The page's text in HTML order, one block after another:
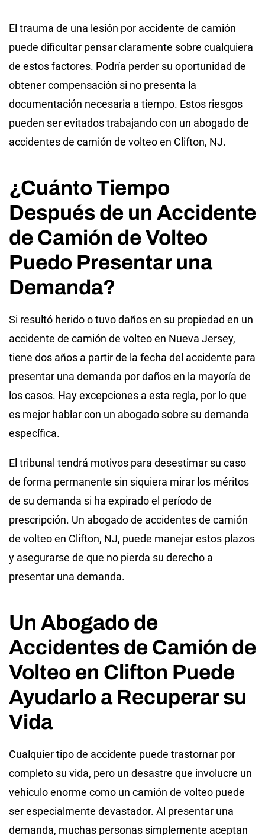
El trauma de una lesión por accidente de camión
puede dificultar pensar claramente sobre cualquiera
de estos factores. Podría perder su oportunidad de
obtener compensación si no presenta la
documentación necesaria a tiempo. Estos riesgos
pueden ser evitados trabajando con un abogado de
accidentes de camión de volteo en Clifton, NJ.
¿Cuánto Tiempo
Después de un Accidente
de Camión de Volteo
Puedo Presentar una
Demanda?
Si resultó herido o tuvo daños en su propiedad en un
accidente de camión de volteo en Nueva Jersey,
tiene dos años a partir de la fecha del accidente para
presentar una demanda por daños en la mayoría de
los casos. Hay excepciones a esta regla, por lo que
es mejor hablar con un abogado sobre su demanda
específica.
El tribunal tendrá motivos para desestimar su caso
de forma permanente sin siquiera mirar los méritos
de su demanda si ha expirado el período de
prescripción. Un abogado de accidentes de camión
de volteo en Clifton, NJ, puede manejar estos plazos
y asegurarse de que no pierda su derecho a
presentar una demanda.
Un Abogado de
Accidentes de Camión de
Volteo en Clifton Puede
Ayudarlo a Recuperar su
Vida
Cualquier tipo de accidente puede trastornar por
completo su vida, pero un desastre que involucre un
vehículo enorme como un camión de volteo puede
ser especialmente devastador. Al presentar una
demanda, muchas personas simplemente aceptan